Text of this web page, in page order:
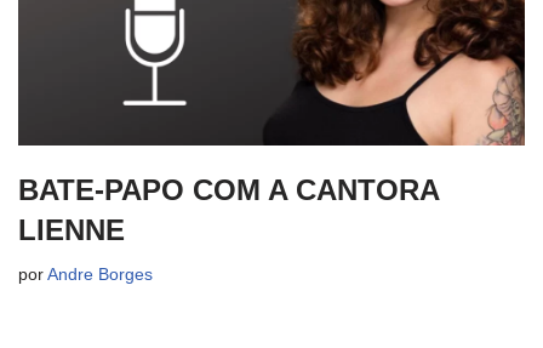
BATE-PAPO COM A CANTORA
LIENNE
por Andre Borges